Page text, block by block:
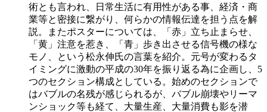
術とも言われ、日常生活に有用性がある事、経済・商
業等と密接に繋がり、何らかの情報伝達を担う点を解
説。またポスターについては、「赤」立ち止まらせ、
「黄」注意を惹き、「青」歩き出させる信号機の様な
モノ、という松永伸氏の言葉を紹介。元号が変わるタ
イミングに激動の平成の30年を振り返る為に企画し、5
つのセクション構成としている。始めのセクションで
はバブルの名残が感じられるが、バブル崩壊やリーマ
ンショック等も経て、大量生産、大量消費も影を潜